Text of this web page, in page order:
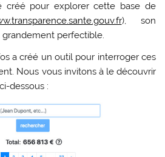
créé pour explorer cette base de
), son
perfectible.
a créé un outil pour interroger ces
Nous vous invitons à le découvrir
dessous :